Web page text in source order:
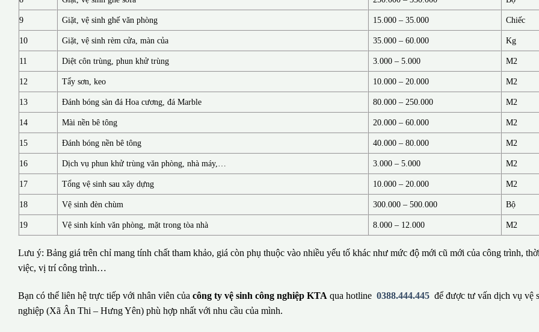
9 Giặt, vệ sinh ghế văn phòng 15.000 – 35.000 Chiếc
10 Giặt, vệ sinh rèm cửa, màn của 35.000 – 60.000 Kg
11 Diệt côn trùng, phun khử trùng 3.000 – 5.000 M2
12 Tẩy sơn, keo 10.000 – 20.000 M2
13 Đánh bóng sàn đá Hoa cương, đá Marble 80.000 – 250.000 M2
14 Mài nền bê tông 20.000 – 60.000 M2
15 Đánh bóng nền bê tông 40.000 – 80.000 M2
16 Dịch vụ phun khử trùng văn phòng, nhà máy,… 3.000 – 5.000 M2
17 Tổng vệ sinh sau xây dựng 10.000 – 20.000 M2
18 Vệ sinh đèn chùm 300.000 – 500.000 Bộ
19 Vệ sinh kính văn phòng, mặt trong tòa nhà 8.000 – 12.000 M2
Lưu ý: Bảng giá trên chỉ mang tính chất tham khảo, giá còn phụ thuộc vào nhiều yếu tố khác như mức độ mới cũ mới của công trình,
việc, vị trí công trình…
Bạn có thể liên hệ trực tiếp với nhân viên của công ty vệ sinh công nghiệp KTA qua hotline 0388.444.445 để được tư vấn dịch vụ vệ
nghiệp (Xã Ân Thi – Hưng Yên) phù hợp nhất với nhu cầu của mình.